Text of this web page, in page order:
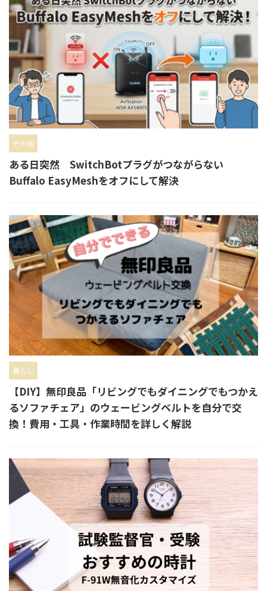
その他
ある日突然 SwitchBotプラグがつながらない
Buffalo EasyMeshをオフにして解決
暮らし
【DIY】無印良品「リビングでもダイニングでもつかえ
るソファチェア」のウェービングベルトを自分で交
換！費用・工具・作業時間を詳しく解説